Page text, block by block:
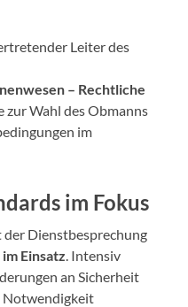
Leiter des
– Rechtliche
zur Wahl des Obmanns
im
im Fokus
Dienstbesprechung
Einsatz . Intensiv
an Sicherheit
Notwendigkeit